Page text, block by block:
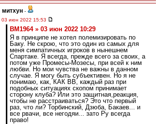
митхун -
03 июн 2022 15:53
BM1964 » 03 июн 2022 10:29
Я в принципе не хотел полемизировать по
Баку. Не скрою, что это один из самых для
меня симпатичных игроков в нынешнем
Спартаке. Я всегда, прежде всего за своих, а
потом уже Промесы-Мозесы, при всей к ним
любви. Но мои чувства не важны в данном
случае. Я могу быть субъективен. Но я не
понимаю, как, КАК ВВ, каждый раз при
подобных ситуациях скопом принимает
сторону клуба? Или это защитная,реакция,
чтобы не расстраиваться? Это что первый
раз, что ли? Торбинский, Дзюба, Бакаев... и
все рвачи, все негодяи... зато Ру всегда
право!